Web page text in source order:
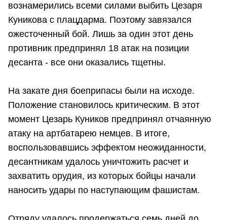
вознамерились всеми силами выбить Цезаря
Куникова с плацдарма. Поэтому завязался
ожесточенный бой. Лишь за один этот день
противник предпринял 18 атак на позиции
десанта - все они оказались тщетны.
На закате дня боеприпасы были на исходе.
Положение становилось критическим. В этот
момент Цезарь Куников предпринял отчаянную
атаку на артбатарею немцев. В итоге,
воспользовавшись эффектом неожиданности,
десантникам удалось уничтожить расчет и
захватить орудия, из которых бойцы начали
наносить удары по наступающим фашистам.